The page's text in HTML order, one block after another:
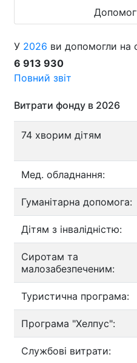
У 2026 ви допомогли на
6 913 930
Повний звіт
Витрати фонду в 2026
74 хворим дітям
Мед. обладнання:
Гуманітарна допомога:
Дітям з інвалідністю:
Сиротам та
малозабезпеченим:
Туристична програма:
Програма "Хелпус":
Службові витрати: